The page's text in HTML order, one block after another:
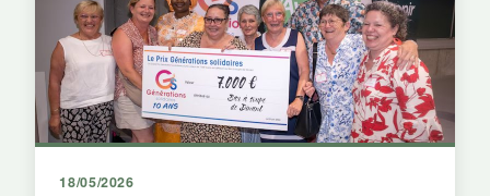
18/05/2026